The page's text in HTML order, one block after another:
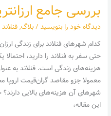
بررسی جامع
دیدگاه‌ خود را بنویسید/بلاگ,فنلاند
کدام شهرهای فنلاند برای زندگی
حتی سفر به فنلاند را دارید،
هزینه‌های زندگی است. فنلاند به
معمولا جزو مقاصد گران‌قیمت اروپا
شهرهای آن هزینه‌های بالایی
این مقاله،